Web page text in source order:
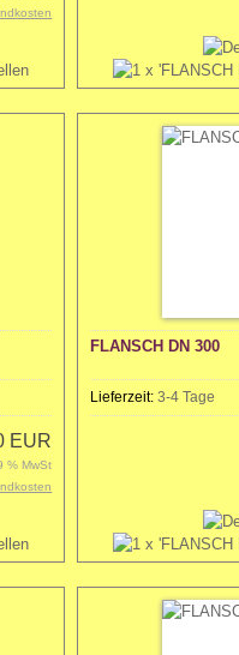
EUR
% MwSt
FLANSCH DN 300
Lieferzeit:3-4 Tage